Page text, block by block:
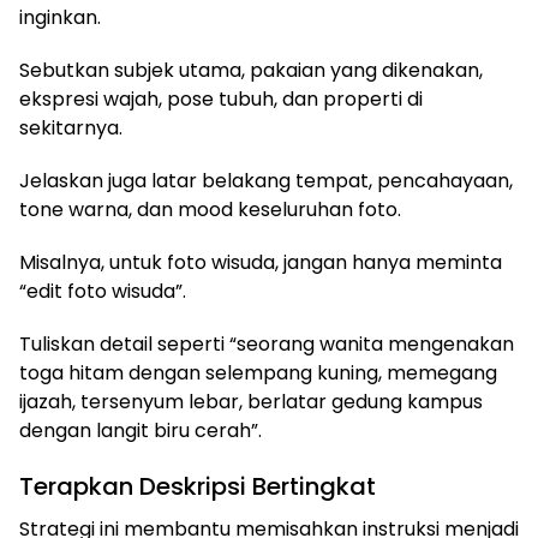
inginkan.
Sebutkan subjek utama, pakaian yang dikenakan,
ekspresi wajah, pose tubuh, dan properti di
sekitarnya.
Jelaskan juga latar belakang tempat, pencahayaan,
tone warna, dan mood keseluruhan foto.
Misalnya, untuk foto wisuda, jangan hanya meminta
“edit foto wisuda”.
Tuliskan detail seperti “seorang wanita mengenakan
toga hitam dengan selempang kuning, memegang
ijazah, tersenyum lebar, berlatar gedung kampus
dengan langit biru cerah”.
Terapkan Deskripsi Bertingkat
Strategi ini membantu memisahkan instruksi menjadi